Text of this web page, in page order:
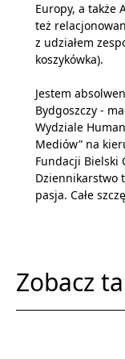
Europy, a także
też
z udziałem
koszykówka).
Jestem
Bydgoszczy -
Wydziale
Mediów” na
Fundacji Bielski
Dziennikarstwo
pasja. Całe
Zobacz